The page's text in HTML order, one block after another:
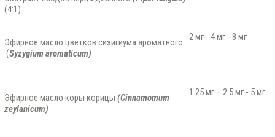
(4:1)
Эфирное масло цветков сизигиума ароматного
(Syzygium aromaticum)
2 мг - 4 мг - 8 мг
Эфирное масло коры корицы (Cinnamomum
zeylanicum)
1.25 мг – 2.5 мг - 5 мг